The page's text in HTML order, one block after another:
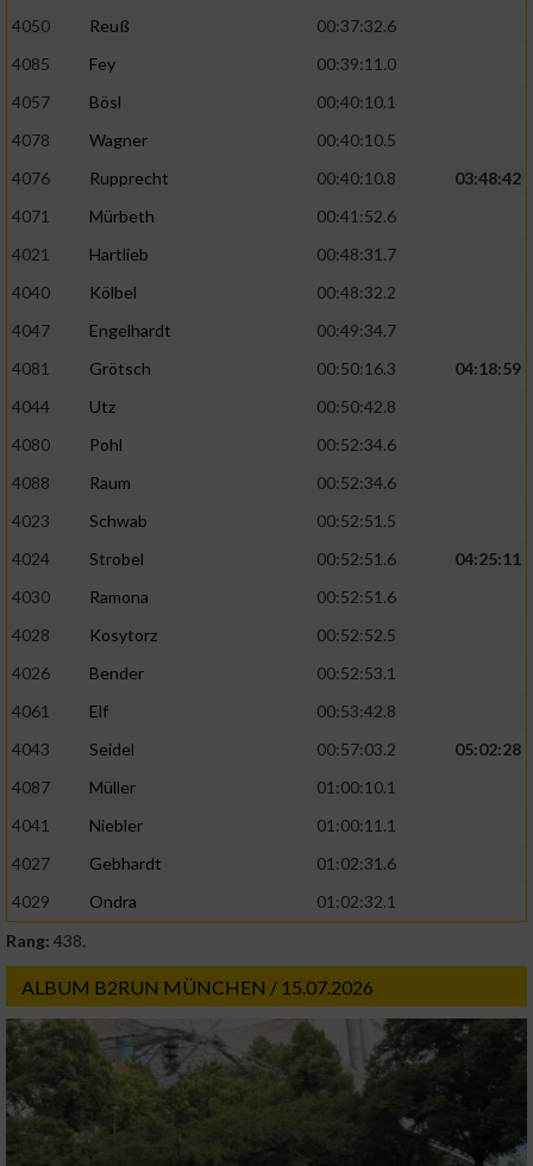
4050
Reuß
00:37:32.6
4085
Fey
00:39:11.0
4057
Bösl
00:40:10.1
4078
Wagner
00:40:10.5
4076
Rupprecht 00:40:10.8
03:48:42
4071
Mürbeth
00:41:52.6
4021
Hartlieb
00:48:31.7
4040
Kölbel
00:48:32.2
4047
Engelhardt
00:49:34.7
4081
Grötsch 00:50:16.3
04:18:59
4044
Utz
00:50:42.8
4080
Pohl
00:52:34.6
4088
Raum
00:52:34.6
4023
Schwab
00:52:51.5
4024
Strobel 00:52:51.6
04:25:11
4030
Ramona
00:52:51.6
4028
Kosytorz
00:52:52.5
4026
Bender
00:52:53.1
4061
Elf
00:53:42.8
4043
Seidel 00:57:03.2
05:02:28
4087
Müller
01:00:10.1
4041
Niebler
01:00:11.1
4027
Gebhardt
01:02:31.6
4029
Ondra
01:02:32.1
Rang: 438.
ALBUM B2RUN MÜNCHEN / 15.07.2026